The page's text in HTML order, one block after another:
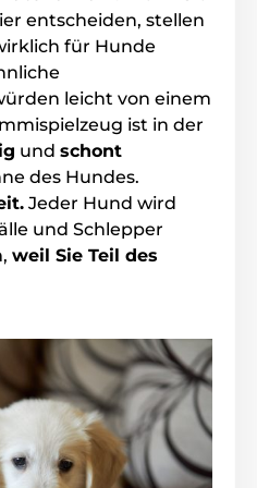
Kunststoff
, ist iFetch für
Das mechanische
den Einsatz von
leisen Betrieb, daher
geeignet. Darüber hinaus
hochwertigen
bequem
Liebling wird sowohl
spielen können. Die
dank des
Räume.
entscheiden, stellen
für Hunde
leicht von einem
ist in der
und schont
des Hundes.
Jeder Hund wird
und Schlepper
weil Sie Teil des